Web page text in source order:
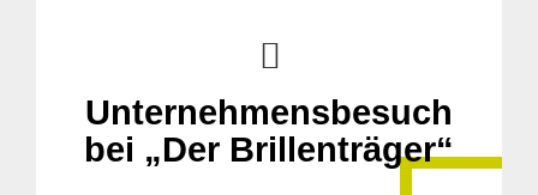
Unternehmensbesuch
bei „Der Brillenträger“